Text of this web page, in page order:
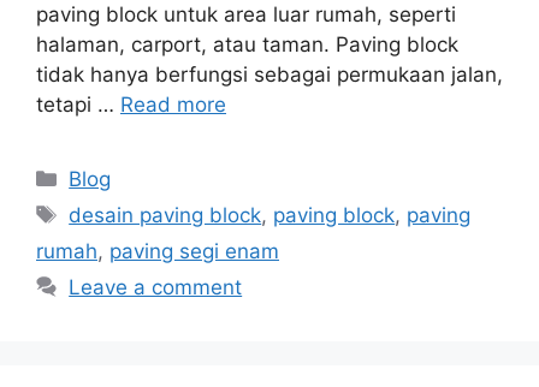
paving block untuk area luar rumah, seperti
halaman, carport, atau taman. Paving block
tidak hanya berfungsi sebagai permukaan jalan,
tetapi … Read more
Blog
desain paving block, paving block, paving
rumah, paving segi enam
Leave a comment